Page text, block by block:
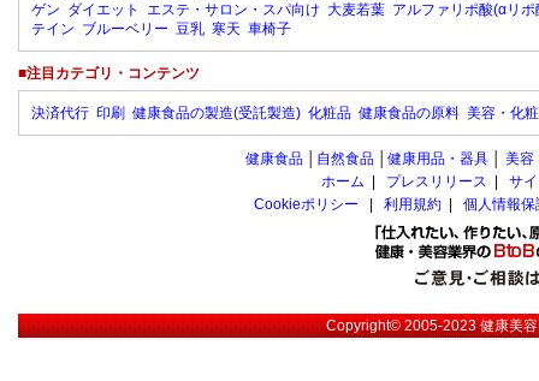
ゲン ダイエット エステ・サロン・スパ向け 大麦若葉 アルファリポ酸(αリポ
テイン ブルーベリー 豆乳 寒天 車椅子
■注目カテゴリ・コンテンツ
決済代行 印刷 健康食品の製造(受託製造) 化粧品 健康食品の原料 美容・化
健康食品 自然食品 健康用品・器具 美容
ホーム
プレスリリース
サ
Cookieポリシー
利用規約 個人情報
Copyright© 2005-2023健康美